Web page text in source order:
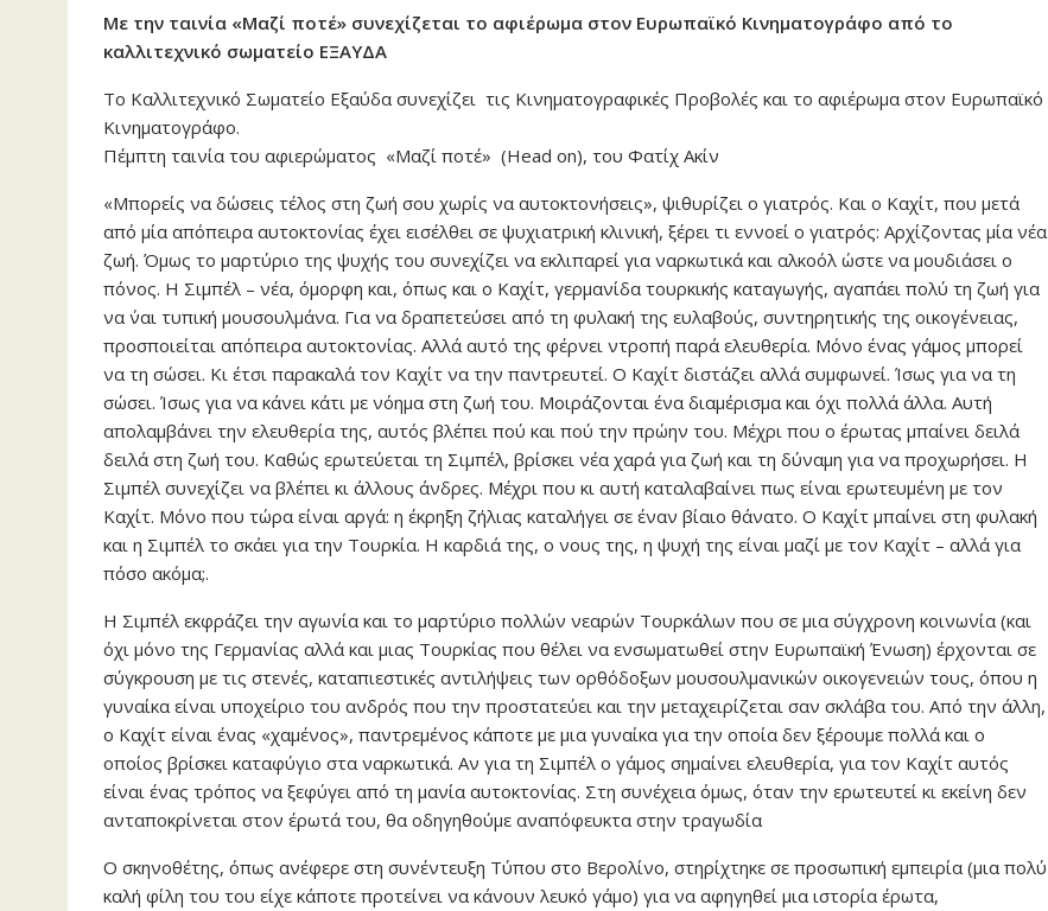
Με την ταινία «Μαζί ποτέ» συνεχίζεται το αφιέρωμα στον Ευρωπαϊκό Κινηματογράφο από το
καλλιτεχνικό σωματείο ΕΞΑΥΔΑ
Tο Καλλιτεχνικό Σωματείο Εξαύδα συνεχίζει τις Κινηματογραφικές Προβολές και το αφιέρωμα στον Ευρωπαϊκό
Κινηματογράφο.
Πέμπτη ταινία του αφιερώματος «Μαζί ποτέ» (Head on), του Φατίχ Ακίν
«Mπορείς να δώσεις τέλος στη ζωή σου χωρίς να αυτοκτονήσεις», ψιθυρίζει ο γιατρός. Και ο Καχίτ, που μετά
από μία απόπειρα αυτοκτονίας έχει εισέλθει σε ψυχιατρική κλινική, ξέρει τι εννοεί ο γιατρός: Αρχίζοντας μία νέα
ζωή. Όμως το μαρτύριο της ψυχής του συνεχίζει να εκλιπαρεί για ναρκωτικά και αλκοόλ ώστε να μουδιάσει ο
πόνος. Η Σιμπέλ – νέα, όμορφη και, όπως και ο Καχίτ, γερμανίδα τουρκικής καταγωγής, αγαπάει πολύ τη ζωή για
να ΄ναι τυπική μουσουλμάνα. Για να δραπετεύσει από τη φυλακή της ευλαβούς, συντηρητικής της οικογένειας,
προσποιείται απόπειρα αυτοκτονίας. Αλλά αυτό της φέρνει ντροπή παρά ελευθερία. Μόνο ένας γάμος μπορεί
να τη σώσει. Κι έτσι παρακαλά τον Καχίτ να την παντρευτεί. Ο Καχίτ διστάζει αλλά συμφωνεί. Ίσως για να τη
σώσει. Ίσως για να κάνει κάτι με νόημα στη ζωή του. Μοιράζονται ένα διαμέρισμα και όχι πολλά άλλα. Αυτή
απολαμβάνει την ελευθερία της, αυτός βλέπει πού και πού την πρώην του. Μέχρι που ο έρωτας μπαίνει δειλά
δειλά στη ζωή του. Καθώς ερωτεύεται τη Σιμπέλ, βρίσκει νέα χαρά για ζωή και τη δύναμη για να προχωρήσει. Η
Σιμπέλ συνεχίζει να βλέπει κι άλλους άνδρες. Μέχρι που κι αυτή καταλαβαίνει πως είναι ερωτευμένη με τον
Καχίτ. Μόνο που τώρα είναι αργά: η έκρηξη ζήλιας καταλήγει σε έναν βίαιο θάνατο. Ο Καχίτ μπαίνει στη φυλακή
και η Σιμπέλ το σκάει για την Τουρκία. Η καρδιά της, ο νους της, η ψυχή της είναι μαζί με τον Καχίτ – αλλά για
πόσο ακόμα;.
Η Σιμπέλ εκφράζει την αγωνία και το μαρτύριο πολλών νεαρών Τουρκάλων που σε μια σύγχρονη κοινωνία (και
όχι μόνο της Γερμανίας αλλά και μιας Τουρκίας που θέλει να ενσωματωθεί στην Ευρωπαϊκή Ένωση) έρχονται σε
σύγκρουση με τις στενές, καταπιεστικές αντιλήψεις των ορθόδοξων μουσουλμανικών οικογενειών τους, όπου η
γυναίκα είναι υποχείριο του ανδρός που την προστατεύει και την μεταχειρίζεται σαν σκλάβα του. Από την άλλη,
ο Καχίτ είναι ένας «χαμένος», παντρεμένος κάποτε με μια γυναίκα για την οποία δεν ξέρουμε πολλά και ο
οποίος βρίσκει καταφύγιο στα ναρκωτικά. Αν για τη Σιμπέλ ο γάμος σημαίνει ελευθερία, για τον Καχίτ αυτός
είναι ένας τρόπος να ξεφύγει από τη μανία αυτοκτονίας. Στη συνέχεια όμως, όταν την ερωτευτεί κι εκείνη δεν
ανταποκρίνεται στον έρωτά του, θα οδηγηθούμε αναπόφευκτα στην τραγωδία
Ο σκηνοθέτης, όπως ανέφερε στη συνέντευξη Τύπου στο Βερολίνο, στηρίχτηκε σε προσωπική εμπειρία (μια πολύ
καλή φίλη του του είχε κάποτε προτείνει να κάνουν λευκό γάμο) για να αφηγηθεί μια ιστορία έρωτα,